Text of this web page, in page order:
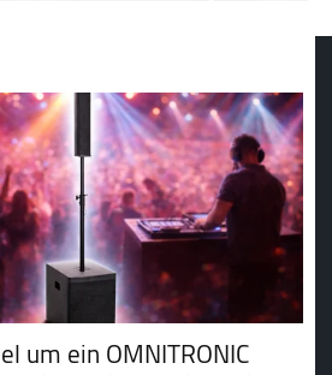
um ein OMNITRONIC